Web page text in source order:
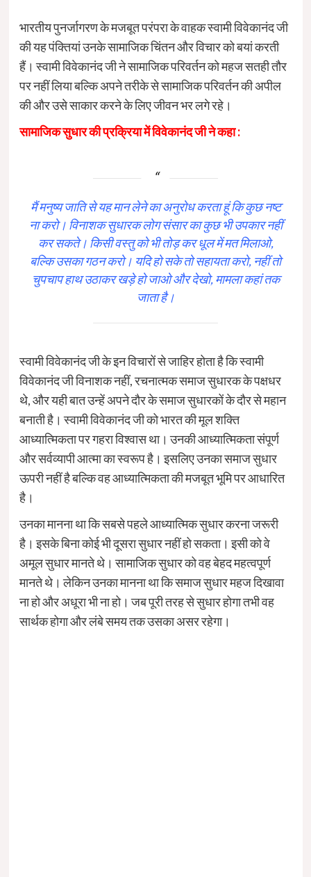
भारतीय पुनर्जागरण के मजबूत परंपरा के वाहक स्वामी विवेकानंद जी
की यह पंक्तियां उनके सामाजिक चिंतन और विचार को बयां करती
हैं। स्वामी विवेकानंद जी ने सामाजिक परिवर्तन को महज सतही तौर
पर नहीं लिया बल्कि अपने तरीके से सामाजिक परिवर्तन की अपील
की और उसे साकार करने के लिए जीवन भर लगे रहे।
सामाजिक सुधार की प्रक्रिया में विवेकानंद जी ने कहा :
मैं मनुष्य जाति से यह मान लेने का अनुरोध करता हूं कि कुछ नष्ट
ना करो। विनाशक सुधारक लोग संसार का कुछ भी उपकार नहीं
कर सकते। किसी वस्तु को भी तोड़ कर धूल में मत मिलाओ,
बल्कि उसका गठन करो। यदि हो सके तो सहायता करो, नहीं तो
चुपचाप हाथ उठाकर खड़े हो जाओ और देखो, मामला कहां तक
जाता है।
स्वामी विवेकानंद जी के इन विचारों से जाहिर होता है कि स्वामी
विवेकानंद जी विनाशक नहीं, रचनात्मक समाज सुधारक के पक्षधर
थे, और यही बात उन्हें अपने दौर के समाज सुधारकों के दौर से महान
बनाती है। स्वामी विवेकानंद जी को भारत की मूल शक्ति
आध्यात्मिकता पर गहरा विश्वास था। उनकी आध्यात्मिकता संपूर्ण
और सर्वव्यापी आत्मा का स्वरूप है। इसलिए उनका समाज सुधार
ऊपरी नहीं है बल्कि वह आध्यात्मिकता की मजबूत भूमि पर आधारित
है।
उनका मानना था कि सबसे पहले आध्यात्मिक सुधार करना जरूरी
है। इसके बिना कोई भी दूसरा सुधार नहीं हो सकता। इसी को वे
अमूल सुधार मानते थे। सामाजिक सुधार को वह बेहद महत्वपूर्ण
मानते थे। लेकिन उनका मानना था कि समाज सुधार महज दिखावा
ना हो और अधूरा भी ना हो। जब पूरी तरह से सुधार होगा तभी वह
सार्थक होगा और लंबे समय तक उसका असर रहेगा।